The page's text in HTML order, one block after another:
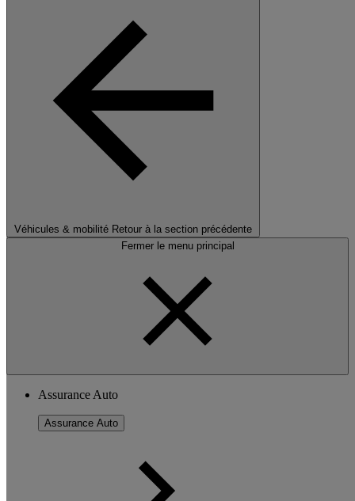
Véhicules & mobilité Retour à la section précédente
Fermer le menu principal
Assurance Auto
Assurance Auto